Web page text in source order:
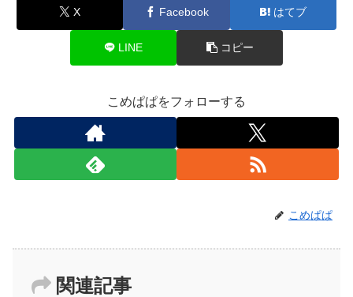
X Facebook はてブ
LINE コピー
こめぱぱをフォローする
こめぱぱ
関連記事